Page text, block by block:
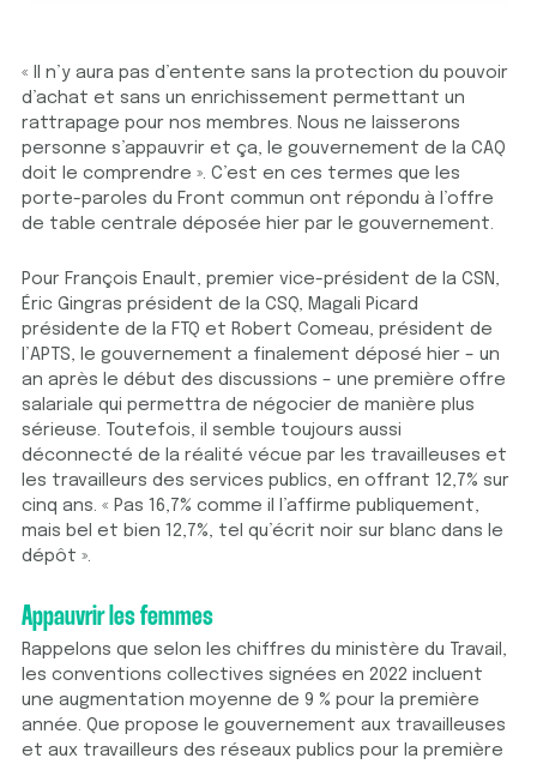
« Il n’y aura pas d’entente sans la protection du pouvoir
d’achat et sans un enrichissement permettant un
rattrapage pour nos membres. Nous ne laisserons
personne s’appauvrir et ça, le gouvernement de la CAQ
doit le comprendre ». C’est en ces termes que les
porte-paroles du Front commun ont répondu à l’offre
de table centrale déposée hier par le gouvernement.
Pour François Enault, premier vice-président de la CSN,
Éric Gingras président de la CSQ, Magali Picard
présidente de la FTQ et Robert Comeau, président de
l’APTS, le gouvernement a finalement déposé hier – un
an après le début des discussions – une première offre
salariale qui permettra de négocier de manière plus
sérieuse. Toutefois, il semble toujours aussi
déconnecté de la réalité vécue par les travailleuses et
les travailleurs des services publics, en offrant 12,7% sur
cinq ans. « Pas 16,7% comme il l’affirme publiquement,
mais bel et bien 12,7%, tel qu’écrit noir sur blanc dans le
dépôt ».
Appauvrir les femmes
Rappelons que selon les chiffres du ministère du Travail,
les conventions collectives signées en 2022 incluent
une augmentation moyenne de 9 % pour la première
année. Que propose le gouvernement aux travailleuses
et aux travailleurs des réseaux publics pour la première